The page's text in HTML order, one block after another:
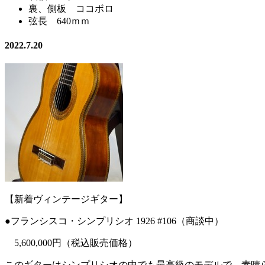
裏、側板 ココボロ
弦長 640ｍｍ
2022.7.20
【新着ヴィンテージギター】
●フランシスコ・シンプリシオ 1926 #106（商談中）
5,600,000円（税込販売価格）